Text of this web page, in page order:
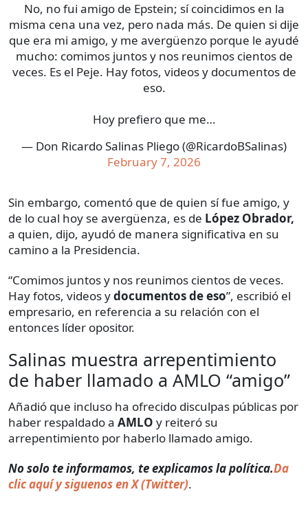
No, no fui amigo de Epstein; sí coincidimos en la
misma cena una vez, pero nada más. De quien si dije
que era mi amigo, y me avergüenzo porque le ayudé
mucho: comimos juntos y nos reunimos cientos de
veces. Es el Peje. Hay fotos, videos y documentos de
eso.
Hoy prefiero que me…
— Don Ricardo Salinas Pliego (@RicardoBSalinas)
February 7, 2026
Sin embargo, comentó que de quien sí fue amigo, y
de lo cual hoy se avergüenza, es de López Obrador,
a quien, dijo, ayudó de manera significativa en su
camino a la Presidencia.
“Comimos juntos y nos reunimos cientos de veces.
Hay fotos, videos ydocumentos de eso”, escribió el
empresario, en referencia a su relación con el
entonces líder opositor.
Salinas muestra arrepentimiento
de haber llamado a AMLO “amigo”
Añadió que incluso ha ofrecido disculpas públicas por
haber respaldado a AMLO y reiteró su
arrepentimiento por haberlo llamado amigo.
No solo te informamos, te explicamos la política.Da
clic aquí y siguenos en X (Twitter).